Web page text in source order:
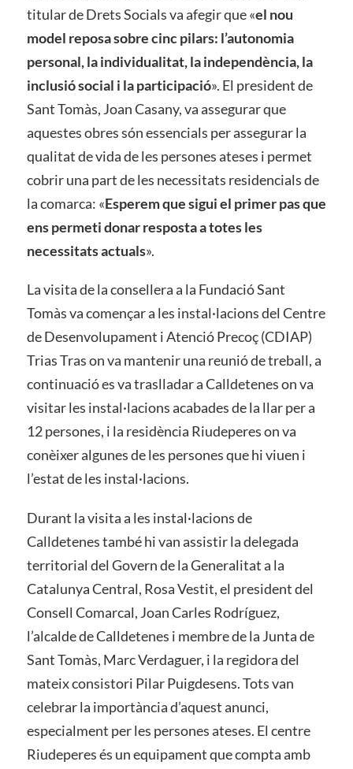
titular de Drets Socials va afegir que «el nou
model reposa sobre cinc pilars: l’autonomia
personal, la individualitat, la independència, la
inclusió social i la participació». El president de
Sant Tomàs, Joan Casany, va assegurar que
aquestes obres són essencials per assegurar la
qualitat de vida de les persones ateses i permet
cobrir una part de les necessitats residencials de
la comarca: «Esperem que sigui el primer pas que
ens permeti donar resposta a totes les
necessitats actuals».
La visita de la consellera a la Fundació Sant
Tomàs va començar a les instal·lacions del Centre
de Desenvolupament i Atenció Precoç (CDIAP)
Trias Tras on va mantenir una reunió de treball, a
continuació es va traslladar a Calldetenes on va
visitar les instal·lacions acabades de la llar per a
12 persones, i la residència Riudeperes on va
conèixer algunes de les persones que hi viuen i
l’estat de les instal·lacions.
Durant la visita a les instal·lacions de
Calldetenes també hi van assistir la delegada
territorial del Govern de la Generalitat a la
Catalunya Central, Rosa Vestit, el president del
Consell Comarcal, Joan Carles Rodríguez,
l’alcalde de Calldetenes i membre de la Junta de
Sant Tomàs, Marc Verdaguer, i la regidora del
mateix consistori Pilar Puigdesens. Tots van
celebrar la importància d’aquest anunci,
especialment per les persones ateses. El centre
Riudeperes és un equipament que compta amb